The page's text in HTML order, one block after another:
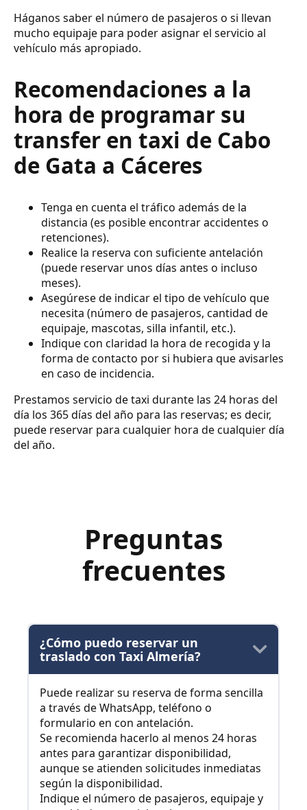
Háganos saber el número de pasajeros o si llevan
mucho equipaje para poder asignar el servicio al
vehículo más apropiado.
Recomendaciones a la
hora de programar su
transfer en taxi de Cabo
de Gata a Cáceres
Tenga en cuenta el tráfico además de la
distancia (es posible encontrar accidentes o
retenciones).
Realice la reserva con suficiente antelación
(puede reservar unos días antes o incluso
meses).
Asegúrese de indicar el tipo de vehículo que
necesita (número de pasajeros, cantidad de
equipaje, mascotas, silla infantil, etc.).
Indique con claridad la hora de recogida y la
forma de contacto por si hubiera que avisarles
en caso de incidencia.
Prestamos servicio de taxi durante las 24 horas del
día los 365 días del año para las reservas; es decir,
puede reservar para cualquier hora de cualquier día
del año.
Preguntas
frecuentes
¿Cómo puedo reservar un
traslado con Taxi Almería?
Puede realizar su reserva de forma sencilla
a través de WhatsApp, teléfono o
formulario en con antelación.
Se recomienda hacerlo al menos 24 horas
antes para garantizar disponibilidad,
aunque se atienden solicitudes inmediatas
según la disponibilidad.
Indique el número de pasajeros, equipaje y